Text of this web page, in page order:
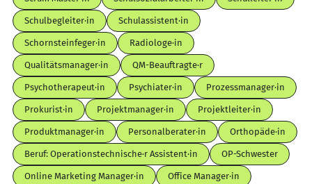
Schulbegleiter·in Schulassistent·in
Schornsteinfeger·in Radiologe·in
Qualitätsmanager·in QM-Beauftragte·r
Psychotherapeut·in Psychiater·in Prozessmanager·in
Prokurist·in Projektmanager·in Projektleiter·in
Produktmanager·in Personalberater·in Orthopäde·in
Beruf: Operationstechnische·r Assistent·in OP-Schwester
Online Marketing Manager·in Office Manager·in